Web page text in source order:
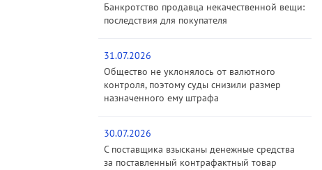
Банкротство продавца некачественной вещи:
последствия для покупателя
31.07.2026
Общество не уклонялось от валютного
контроля, поэтому суды снизили размер
назначенного ему штрафа
30.07.2026
С поставщика взысканы денежные средства
за поставленный контрафактный товар